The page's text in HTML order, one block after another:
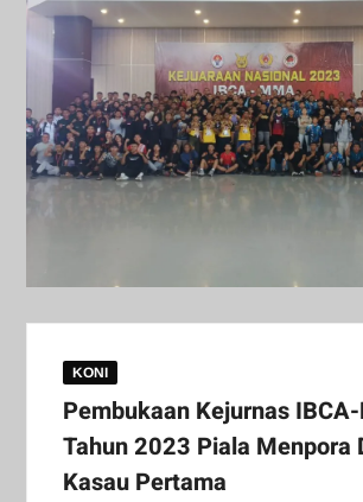
KONI
Pembukaan Kejurnas
Tahun 2023 Piala Menpora
Kasau Pertama